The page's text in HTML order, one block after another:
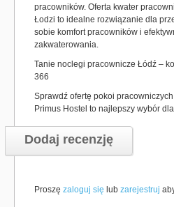
pracowników. Oferta kwater
Łodzi to idealne rozwiązanie dla
sobie komfort pracowników i
zakwaterowania.
Tanie noclegi pracownicze Łódź –
366
Sprawdź ofertę pokoi
Primus Hostel to najlepszy wybór
Dodaj recenzję
Proszę zaloguj się lub zarejestruj